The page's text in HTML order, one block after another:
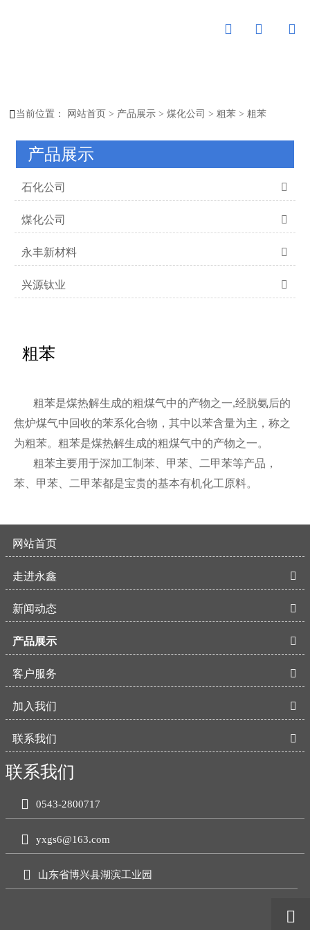
  
 当前位置： 网站首页 > 产品展示 > 煤化公司 > 粗苯 > 粗苯
产品展示
石化公司 
煤化公司 
永丰新材料 
兴源钛业 
粗苯
粗苯是煤热解生成的粗煤气中的产物之一,经脱氨后的
焦炉煤气中回收的苯系化合物，其中以苯含量为主，称之
为粗苯。粗苯是煤热解生成的粗煤气中的产物之一。
粗苯主要用于深加工制苯、甲苯、二甲苯等产品，
苯、甲苯、二甲苯都是宝贵的基本有机化工原料。
网站首页
走进永鑫 
新闻动态 
产品展示 
客户服务 
加入我们 
联系我们 
联系我们
 0543-2800717
 yxgs6@163.com
 山东省博兴县湖滨工业园
